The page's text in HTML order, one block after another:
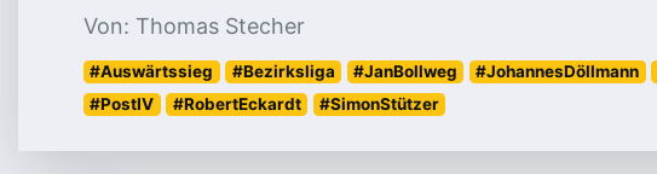
Von: Thomas Stecher
#Auswärtssieg #Bezirksliga #JanBollweg #JohannesDöllmann
#PostIV
#RobertEckardt #SimonStützer